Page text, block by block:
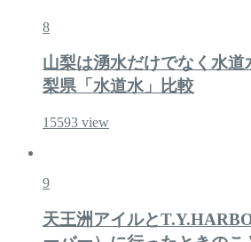
8
山梨は湧水だけでなく水道
梨県「水道水」比較
15593 view
9
天王洲アイルと